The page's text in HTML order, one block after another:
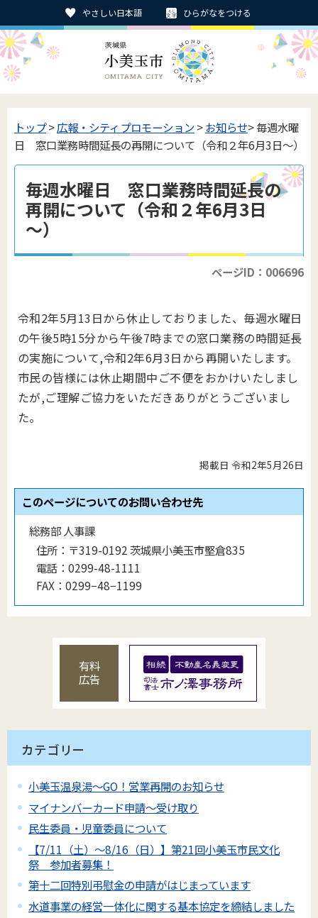
やさしい日本語 ひらがなをつける
トップ>広報・シティプロモーション>お知らせ> 毎週水曜
日 窓口業務時間延長の再開について（令和２年6月3日～）
毎週水曜日 窓口業務時間延長の
再開について（令和２年6月3日
～）
ページID：006696
令和2年5月13日から休止しておりました、毎週水曜日
の午後5時15分から午後7時までの窓口業務の時間延長
の実施について,令和2年6月3日から再開いたします。
市民の皆様には休止期間中ご不便をおかけいたしまし
たが,ご理解ご協力をいただきありがとうございまし
た。
掲載日 令和2年5月26日
このページについてのお問い合わせ先
総務部 人事課
住所： 〒319-0192 茨城県小美玉市堅倉835
電話： 0299-48-1111
FAX： 0299−48−1199
有料
広告
カテゴリー
小美玉温泉湯～GO！営業再開のお知らせ
マイナンバーカード申請～受け取り
民生委員・児童委員について
【7/11（土）～8/16（日）】第21回小美玉市民文化
祭 参加者募集！
第十二回特別弔慰金の申請がはじまっています
水道事業の経営一体化に関する基本協定を締結しました